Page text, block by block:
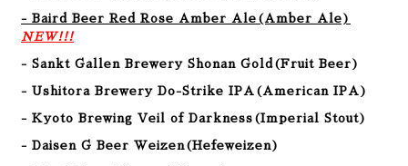
- Baird Beer Red Rose Amber Ale(Amber Ale)
NEW!!!
- Sankt Gallen Brewery Shonan Gold(Fruit Beer)
- Ushitora Brewery Do-Strike IPA(American IPA)
- Kyoto Brewing Veil of Darkness(Imperial Stout)
- Daisen G Beer Weizen(Hefeweizen)